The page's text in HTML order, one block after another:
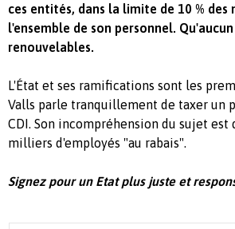
ces entités, dans la limite de 10 % des
l'ensemble de son personnel.
renouvelables.
L'État et ses ramifications sont les
Valls parle tranquillement de taxer un
CDI. Son incompréhension du sujet
milliers d'employés "au rabais".
Signez pour un Etat plus juste et